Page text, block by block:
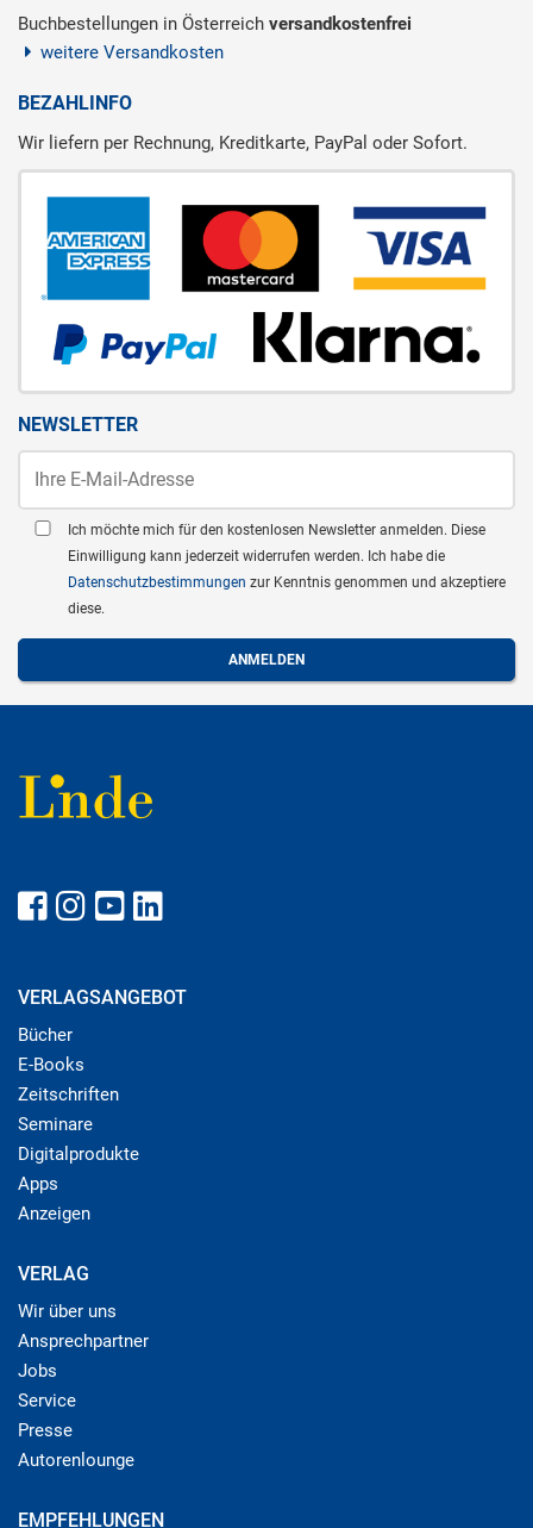
Buchbestellungen in Österreich versandkostenfrei
weitere Versandkosten
BEZAHLINFO
Wir liefern per Rechnung, Kreditkarte, PayPal oder Sofort.
NEWSLETTER
Ich möchte mich für den kostenlosen Newsletter anmelden. Diese
Einwilligung kann jederzeit widerrufen werden. Ich habe die
Datenschutzbestimmungen zur Kenntnis genommen und akzeptiere
diese.
VERLAGSANGEBOT
Bücher
E-Books
Zeitschriften
Seminare
Digitalprodukte
Apps
Anzeigen
VERLAG
Wir über uns
Ansprechpartner
Jobs
Service
Presse
Autorenlounge
EMPFEHLUNGEN